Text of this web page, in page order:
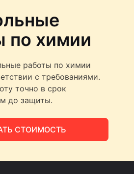
по химии
работы по химии
с требованиями.
точно в срок
до защиты.
СТОИМОСТЬ